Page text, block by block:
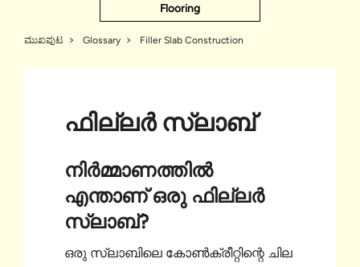
Flooring
ಮುಖಪುಟ Glossary Filler Slab Construction
ഫില്ലർ സ്ലാബ്
നിർമ്മാണത്തിൽ
എന്താണ് ഒരു ഫില്ലർ
സ്ലാബ്?
ഒരു സ്ലാബിലെ കോൺക്രീറ്റിന്റെ ചില